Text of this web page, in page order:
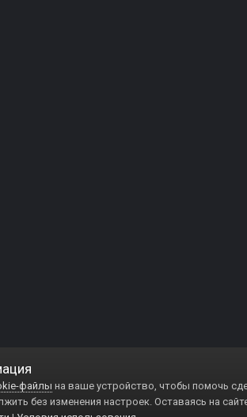
файлы на ваше устройство, чтобы помочь
без изменения настроек. Оставаясь на